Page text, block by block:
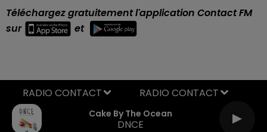
Téléchargez gratuitement l'application Contact FM
sur
et
Cake By The Ocean
DNCE
RADIO CONTACT